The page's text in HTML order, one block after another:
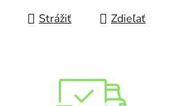
Strážiť Zdieľať